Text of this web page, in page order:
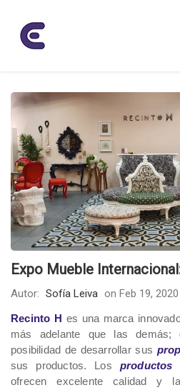
Expo Mueble
Autor: Sofía Leiva on Feb 19,
Recinto H es una marca
más adelante que las
posibilidad de desarrollar sus
sus productos. Los productos
ofrecen excelente calidad y